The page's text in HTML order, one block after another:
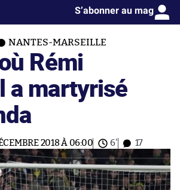
S’abonner au mag
NANTES-MARSEILLE
Rémi
a martyrisé
2018 À 06:00 6' 17